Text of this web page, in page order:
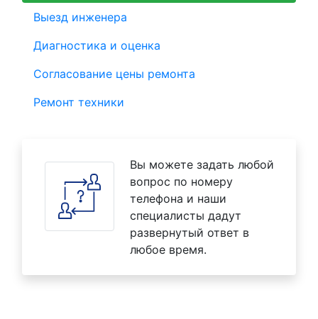
Выезд инженера
Диагностика и оценка
Согласование цены ремонта
Ремонт техники
Вы можете задать любой
вопрос по номеру
телефона и наши
специалисты дадут
развернутый ответ в
любое время.